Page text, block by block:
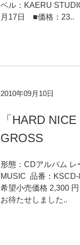
ベル：KAERU
月17日 ■価格：23..
2010年09月10日
「HARD
GROSS
形態：CDアルバム
MUSIC 品番：
希望小売価格 2,300
お待たせしました..